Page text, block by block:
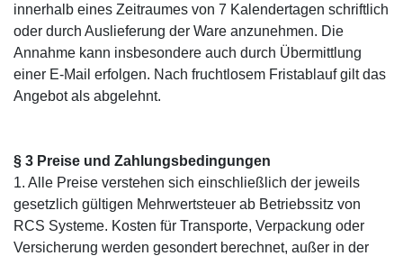
innerhalb eines Zeitraumes von 7 Kalendertagen schriftlich
oder durch Auslieferung der Ware anzunehmen. Die
Annahme kann insbesondere auch durch Übermittlung
einer E-Mail erfolgen. Nach fruchtlosem Fristablauf gilt das
Angebot als abgelehnt.
§ 3 Preise und Zahlungsbedingungen
1. Alle Preise verstehen sich einschließlich der jeweils
gesetzlich gültigen Mehrwertsteuer ab Betriebssitz von
RCS Systeme. Kosten für Transporte, Verpackung oder
Versicherung werden gesondert berechnet, außer in der